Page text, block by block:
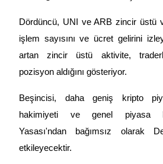
Dördüncü, UNI ve ARB zincir üstü
işlem sayısını ve ücret gelirini
artan zincir üstü aktivite,
pozisyon aldığını gösteriyor.
Beşincisi, daha geniş kripto
hakimiyeti ve genel piyasa
Yasası'ndan bağımsız olarak
etkileyecektir.